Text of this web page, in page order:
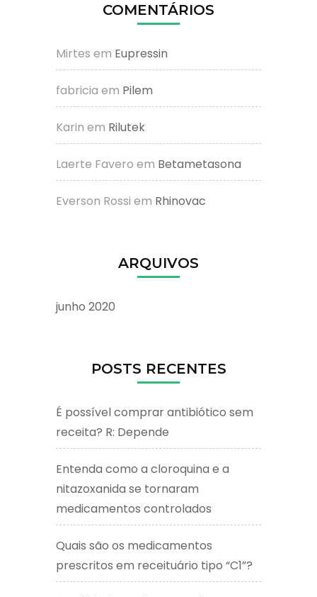
COMENTÁRIOS
Mirtes em Eupressin
fabricia em Pilem
Karin em Rilutek
Laerte Favero em Betametasona
Everson Rossi em Rhinovac
ARQUIVOS
junho 2020
POSTS RECENTES
É possível comprar antibiótico sem
receita? R: Depende
Entenda como a cloroquina e a
nitazoxanida se tornaram
medicamentos controlados
Quais são os medicamentos
prescritos em receituário tipo “C1”?